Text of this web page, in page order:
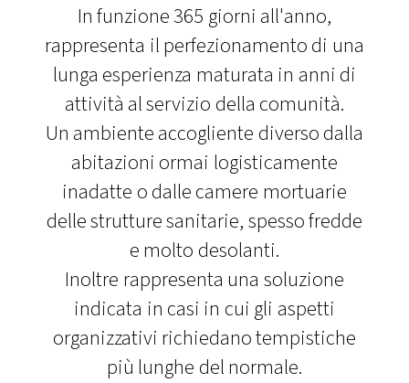
In funzione 365 giorni all'anno,
rappresenta il perfezionamento di una
lunga esperienza maturata in anni di
attività al servizio della comunità.
Un ambiente accogliente diverso dalla
abitazioni ormai logisticamente
inadatte o dalle camere mortuarie
delle strutture sanitarie, spesso fredde
e molto desolanti.
Inoltre rappresenta una soluzione
indicata in casi in cui gli aspetti
organizzativi richiedano tempistiche
più lunghe del normale.